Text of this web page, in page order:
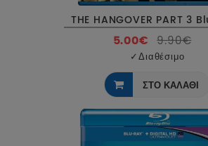
5.00€ 9.90€
✓Διαθέσιμο
ΣΤΟ ΚΑΛΑΘΙ